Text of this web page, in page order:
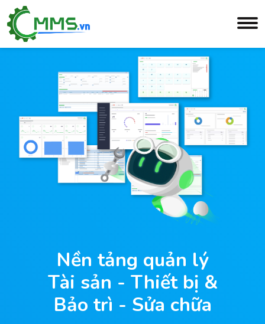
Nền tảng quản lý
Tài sản - Thiết bị &
Bảo trì - Sửa chữa